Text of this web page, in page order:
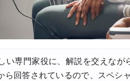
い専門家役に、解説を交えな
ら回答されているので、スペシ